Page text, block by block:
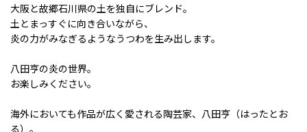
大阪と故郷石川県の土を独自にブレンド。
土とまっすぐに向き合いながら、
炎の力がみなぎるようなうつわを生み出します。
八田亨の炎の世界。
お楽しみください。
海外においても作品が広く愛される陶芸家、八田亨（はったとお
る）。